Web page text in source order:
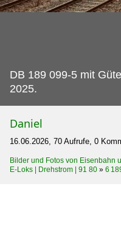
DB 189 099-5 mit
2025.
Daniel
16.06.2026, 70 Aufrufe, 0
Bilder und Fotos von Eisenbahn
E-Loks | Drehstrom | 91 80 » 6